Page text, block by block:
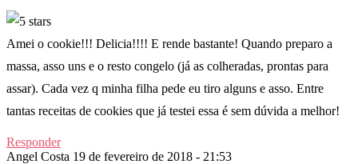
Amei o cookie!!! Delicia!!!! E rende bastante! Quando preparo a
massa, asso uns e o resto congelo (já as colheradas, prontas para
assar). Cada vez q minha filha pede eu tiro alguns e asso. Entre
tantas receitas de cookies que já testei essa é sem dúvida a melhor!
Responder
Angel Costa 19 de fevereiro de 2018 - 21:53